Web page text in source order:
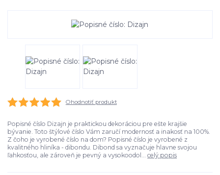
Ohodnotiť produkt
Popisné číslo Dizajn je praktickou dekoráciou pre ešte krajšie
bývanie. Toto štýlové číslo Vám zaručí modernosť a inakosť na 100%.
Z čoho je vyrobené číslo na dom? Popisné číslo je vyrobené z
kvalitného hliníka - dibondu. Dibond sa vyznačuje hlavne svojou
ľahkosťou, ale zároveň je pevný a vysokoodol... celý popis